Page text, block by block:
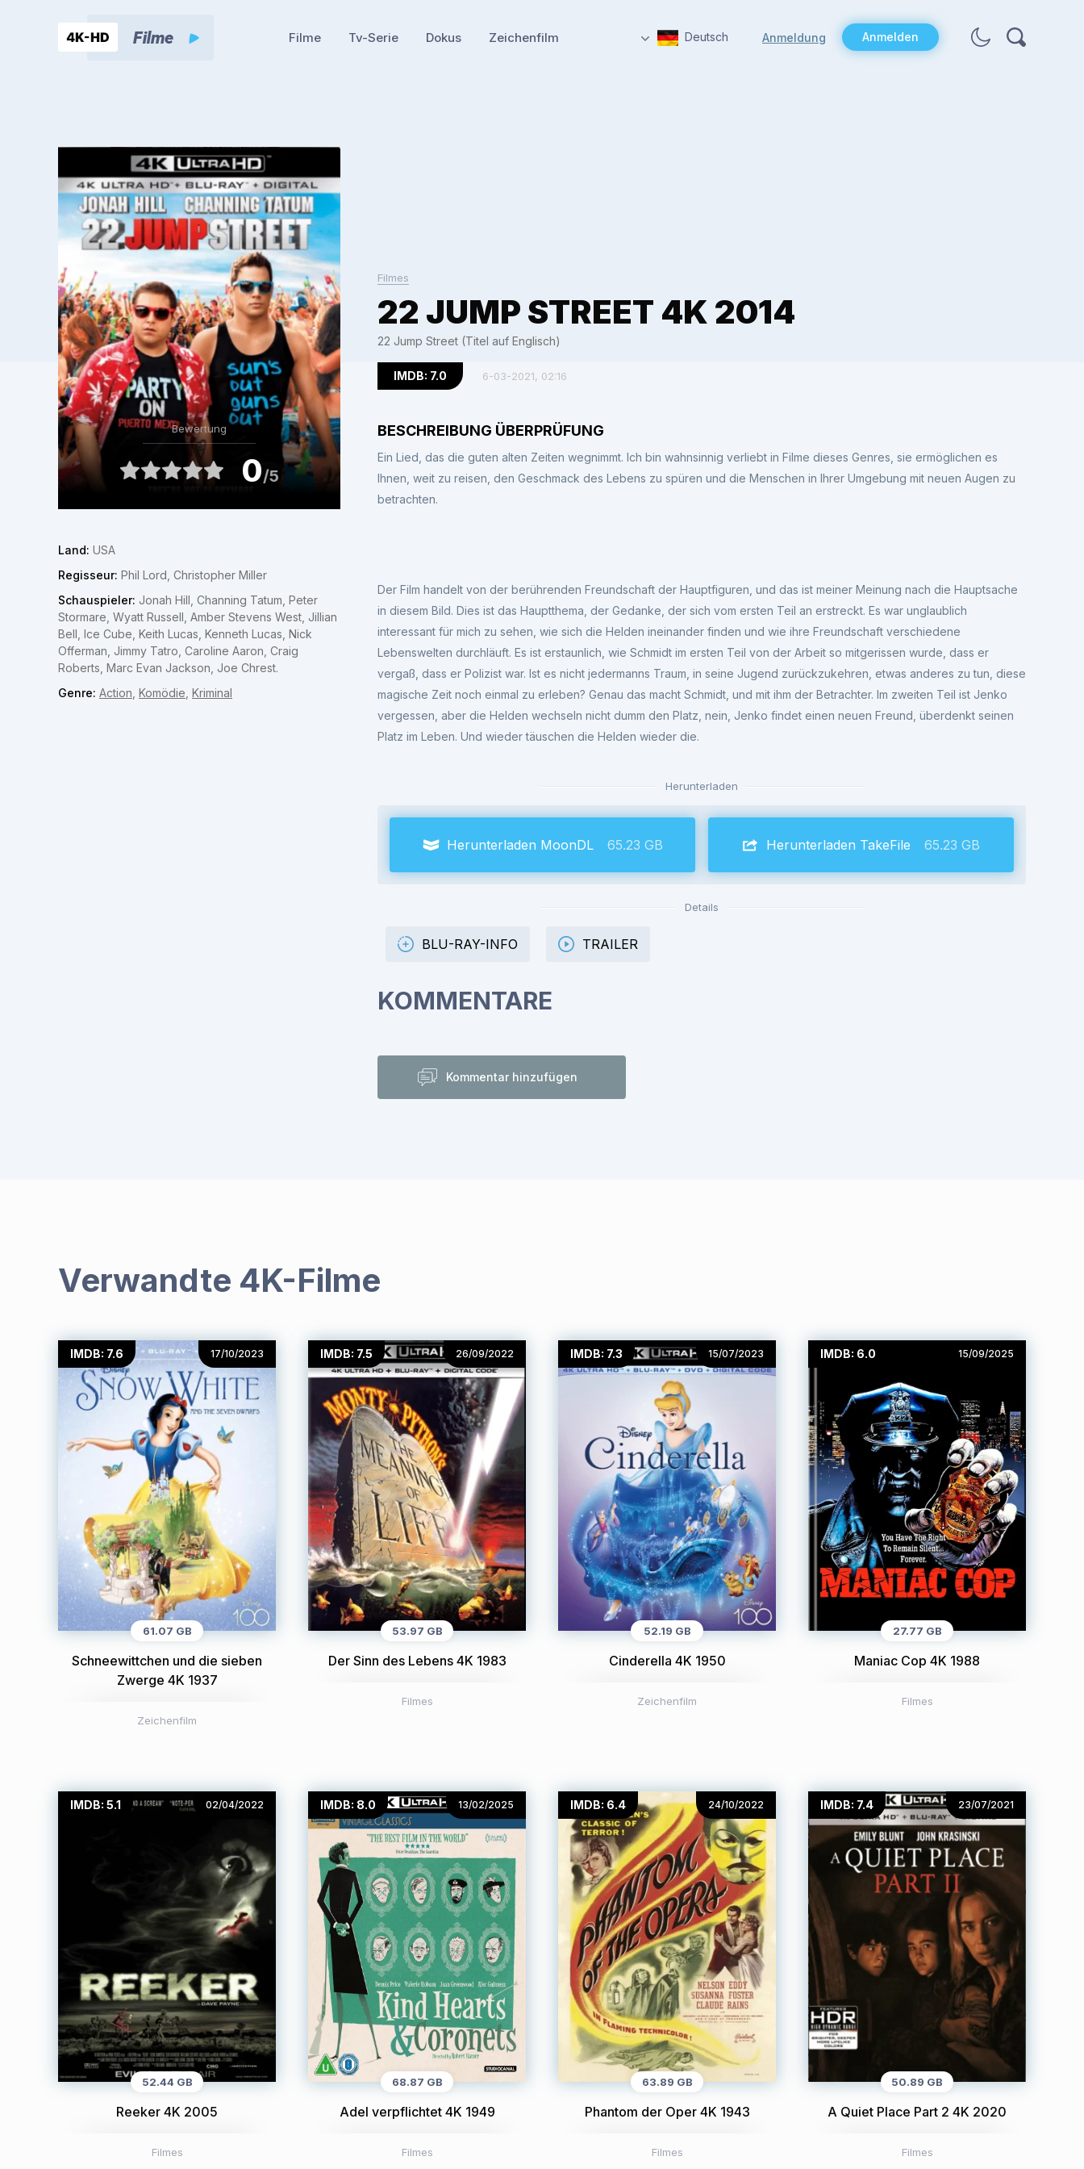
Filme Tv-Serie Dokus Zeichenfilm Deutsch Anmeldung Anmelden
Bewertung
0/5
Land: USA
Regisseur: Phil Lord, Christopher Miller
Schauspieler: Jonah Hill, Channing Tatum, Peter
Stormare, Wyatt Russell, Amber Stevens West, Jillian
Bell, Ice Cube, Keith Lucas, Kenneth Lucas, Nick
Offerman, Jimmy Tatro, Caroline Aaron, Craig
Roberts, Marc Evan Jackson, Joe Chrest.
Genre: Action Komödie Kriminal
Filmes
22 JUMP STREET 4K 2014
22 Jump Street (Titel auf Englisch)
IMDB: 7.0 6-03-2021, 02:16
BESCHREIBUNG ÜBERPRÜFUNG
Ein Lied, das die guten alten Zeiten wegnimmt. Ich bin wahnsinnig verliebt in Filme dieses Genres, sie ermöglichen es
Ihnen, weit zu reisen, den Geschmack des Lebens zu spüren und die Menschen in Ihrer Umgebung mit neuen Augen zu
betrachten.
Der Film handelt von der berührenden Freundschaft der Hauptfiguren, und das ist meiner Meinung nach die Hauptsache
in diesem Bild. Dies ist das Hauptthema, der Gedanke, der sich vom ersten Teil an erstreckt. Es war unglaublich
interessant für mich zu sehen, wie sich die Helden ineinander finden und wie ihre Freundschaft verschiedene
Lebenswelten durchläuft. Es ist erstaunlich, wie Schmidt im ersten Teil von der Arbeit so mitgerissen wurde, dass er
vergaß, dass er Polizist war. Ist es nicht jedermanns Traum, in seine Jugend zurückzukehren, etwas anderes zu tun, diese
magische Zeit noch einmal zu erleben? Genau das macht Schmidt, und mit ihm der Betrachter. Im zweiten Teil ist Jenko
vergessen, aber die Helden wechseln nicht dumm den Platz, nein, Jenko findet einen neuen Freund, überdenkt seinen
Platz im Leben. Und wieder täuschen die Helden wieder die.
Herunterladen
Herunterladen MoonDL 65.23 GB Herunterladen TakeFile 65.23 GB
Details
BLU-RAY-INFO TRAILER
KOMMENTARE
Kommentar hinzufügen
Verwandte 4K-Filme
IMDB: 7.6 17/10/2023
61.07 GB
Schneewittchen und die sieben
Zwerge 4K 1937
Zeichenfilm
IMDB: 7.5 26/09/2022
53.97 GB
Der Sinn des Lebens 4K 1983
Filmes
IMDB: 7.3 15/07/2023
52.19 GB
Cinderella 4K 1950
Zeichenfilm
IMDB: 6.0 15/09/2025
27.77 GB
Maniac Cop 4K 1988
Filmes
IMDB: 5.1 02/04/2022
52.44 GB
Reeker 4K 2005
Filmes
IMDB: 8.0 13/02/2025
68.87 GB
Adel verpflichtet 4K 1949
Filmes
IMDB: 6.4 24/10/2022
63.89 GB
Phantom der Oper 4K 1943
Filmes
IMDB: 7.4 23/07/2021
50.89 GB
A Quiet Place Part 2 4K 2020
Filmes